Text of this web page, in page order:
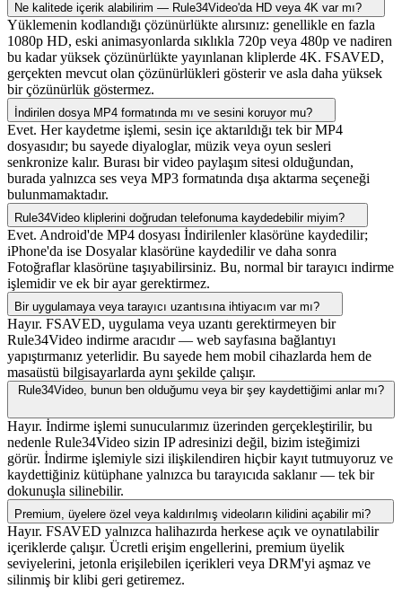
Ne kalitede içerik alabilirim — Rule34Video'da HD veya 4K var mı?
Yüklemenin kodlandığı çözünürlükte alırsınız: genellikle en fazla
1080p HD, eski animasyonlarda sıklıkla 720p veya 480p ve nadiren
bu kadar yüksek çözünürlükte yayınlanan kliplerde 4K. FSAVED,
gerçekten mevcut olan çözünürlükleri gösterir ve asla daha yüksek
bir çözünürlük göstermez.
İndirilen dosya MP4 formatında mı ve sesini koruyor mu?
Evet. Her kaydetme işlemi, sesin içe aktarıldığı tek bir MP4
dosyasıdır; bu sayede diyaloglar, müzik veya oyun sesleri
senkronize kalır. Burası bir video paylaşım sitesi olduğundan,
burada yalnızca ses veya MP3 formatında dışa aktarma seçeneği
bulunmamaktadır.
Rule34Video kliplerini doğrudan telefonuma kaydedebilir miyim?
Evet. Android'de MP4 dosyası İndirilenler klasörüne kaydedilir;
iPhone'da ise Dosyalar klasörüne kaydedilir ve daha sonra
Fotoğraflar klasörüne taşıyabilirsiniz. Bu, normal bir tarayıcı indirme
işlemidir ve ek bir ayar gerektirmez.
Bir uygulamaya veya tarayıcı uzantısına ihtiyacım var mı?
Hayır. FSAVED, uygulama veya uzantı gerektirmeyen bir
Rule34Video indirme aracıdır — web sayfasına bağlantıyı
yapıştırmanız yeterlidir. Bu sayede hem mobil cihazlarda hem de
masaüstü bilgisayarlarda aynı şekilde çalışır.
Rule34Video, bunun ben olduğumu veya bir şey kaydettiğimi anlar mı?
Hayır. İndirme işlemi sunucularımız üzerinden gerçekleştirilir, bu
nedenle Rule34Video sizin IP adresinizi değil, bizim isteğimizi
görür. İndirme işlemiyle sizi ilişkilendiren hiçbir kayıt tutmuyoruz ve
kaydettiğiniz kütüphane yalnızca bu tarayıcıda saklanır — tek bir
dokunuşla silinebilir.
Premium, üyelere özel veya kaldırılmış videoların kilidini açabilir mi?
Hayır. FSAVED yalnızca halihazırda herkese açık ve oynatılabilir
içeriklerde çalışır. Ücretli erişim engellerini, premium üyelik
seviyelerini, jetonla erişilebilen içerikleri veya DRM'yi aşmaz ve
silinmiş bir klibi geri getiremez.